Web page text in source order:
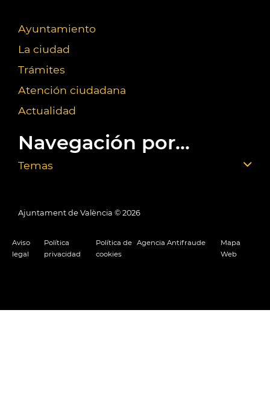
Ayuntamiento
La ciudad
Trámites
Atención ciudadana
Actualidad
Navegación por...
Temas
Ajuntament de València © 2026
Aviso
legal
Política
privacidad
Política de
cookies
Agencia Antifraude
Mapa
Web